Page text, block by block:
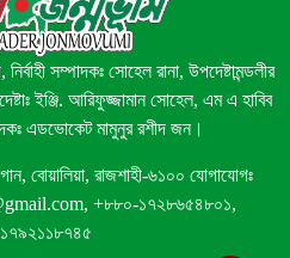
সনদ বাস্তবায়ন। অধ্যক্ষ মাওঃ
ইসলাম ইসমাইল হোসেন
মীরসরাইয়ের ইছাখালীতে জুলাই
দুই বছর পূর্তিতে মিছিল ও আলোচনা
সম্পাদকঃ সোহেল রানা, উপদেষ্টামন্ডলীর
ইঞ্জি. আরিফুজ্জামান সোহেল, এম এ হাবিব
এডভোকেট মামুনুর রশীদ জন।
বোয়ালিয়া, রাজশাহী-৬১০০ যোগাযোগঃ
+৮৮০-১৭২৮৬৫৪৮০১,